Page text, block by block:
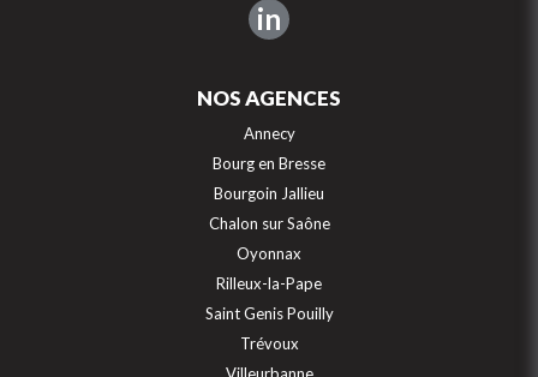
in
NOS AGENCES
Annecy
Bourg en Bresse
Bourgoin Jallieu
Chalon sur Saône
Oyonnax
Rilleux-la-Pape
Saint Genis Pouilly
Trévoux